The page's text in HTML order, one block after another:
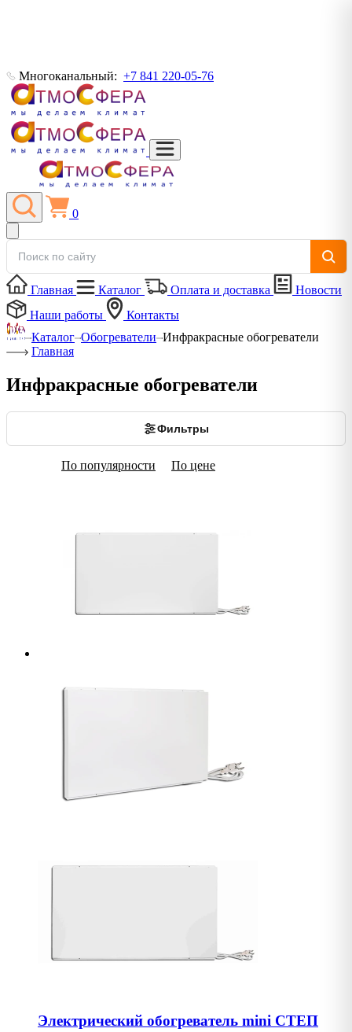
Многоканальный: +7 841 220-05-76
0
Главная Каталог Оплата и доставка
Новости
Наши работы
Контакты
Каталог Обогреватели Инфракрасные обогреватели
Главная
Инфракрасные обогреватели
Фильтры
По популярности По цене
Электрический обогреватель mini СТЕП